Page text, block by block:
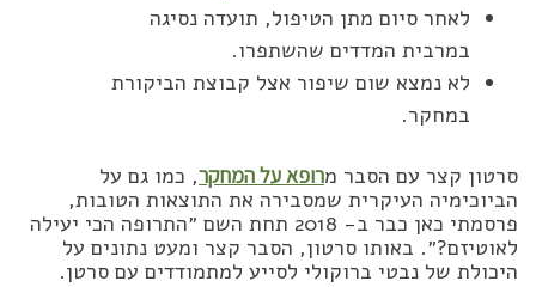
לאחר סיום מתן הטיפול, תועדה נסיגה
במרבית המדדים שהשתפרו.
לא נמצא שום שיפור אצל קבוצת הביקורת
במחקר.
סרטון קצר עם הסבר מרופא על המחקר, כמו גם על
הביוכימיה העיקרית שמסבירה את התוצאות הטובות,
פרסמתי כאן כבר ב- 2018 תחת השם ״התרופה הכי יעילה
לאוטיזם?״. באותו סרטון, הסבר קצר ומעט נתונים על
היכולת של נבטי ברוקולי לסייע למתמודדים עם סרטן.